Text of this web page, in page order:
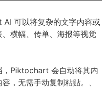
可以将复杂的文字内容或
横幅、传单、海报等视觉
，Piktochart 会自动将其内
，无需手动复制粘贴。、